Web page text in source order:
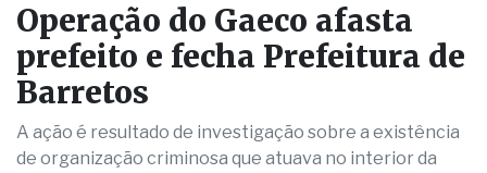
Operação do Gaeco afasta
prefeito e fecha Prefeitura de
Barretos
A ação é resultado de investigação sobre a existência
de organização criminosa que atuava no interior da